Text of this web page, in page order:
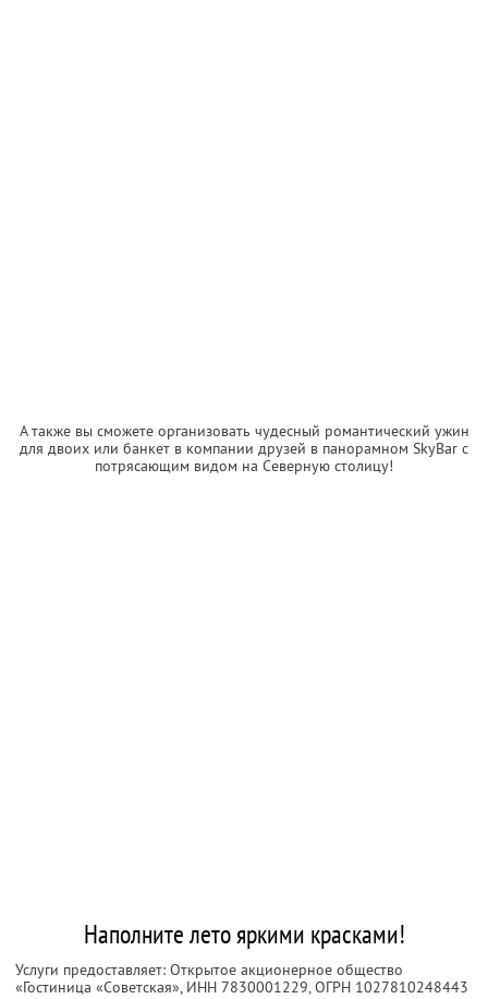
А также вы сможете организовать чудесный романтический ужин
для двоих или банкет в компании друзей в панорамном SkyBаr с
потрясающим видом на Северную столицу!
Наполните лето яркими красками!
Услуги предоставляет: Открытое акционерное общество
«Гостиница «Советская», ИНН 7830001229, ОГРН 1027810248443